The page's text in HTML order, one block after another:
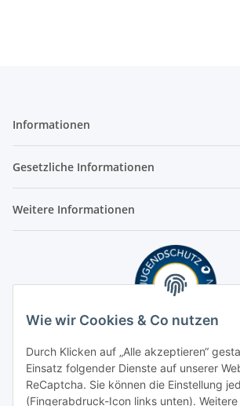
Informationen
Gesetzliche Informationen
Weitere Informationen
Wie wir Cookies & Co nutzen
Durch Klicken auf „Alle akzeptieren“
Einsatz folgender Dienste auf unserer
ReCaptcha. Sie können die Einstellung
(Fingerabdruck-Icon links unten).